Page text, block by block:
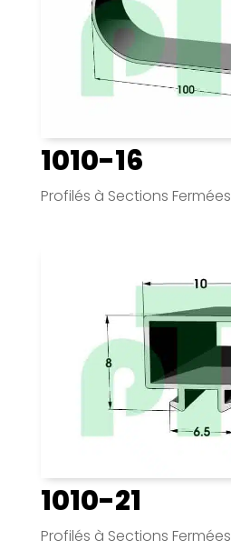
1010-16
Profilés à Sections Fermées
1010-21
Profilés à Sections Fermées